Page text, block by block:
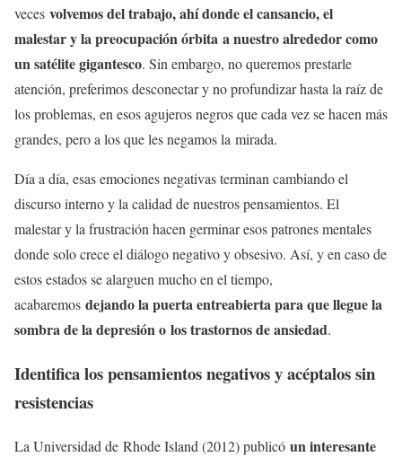
veces volvemos del trabajo, ahí donde el cansancio, el
malestar y la preocupación órbita a nuestro alrededor como
un satélite gigantesco. Sin embargo, no queremos prestarle
atención, preferimos desconectar y no profundizar hasta la raíz de
los problemas, en esos agujeros negros que cada vez se hacen más
grandes, pero a los que les negamos la mirada.
Día a día, esas emociones negativas terminan cambiando el
discurso interno y la calidad de nuestros pensamientos. El
malestar y la frustración hacen germinar esos patrones mentales
donde solo crece el diálogo negativo y obsesivo. Así, y en caso de
estos estados se alarguen mucho en el tiempo,
acabaremos dejando la puerta entreabierta para que llegue la
sombra de la depresión o los trastornos de ansiedad.
Identifica los pensamientos negativos y acéptalos sin
resistencias
La Universidad de Rhode Island (2012) publicó un interesante